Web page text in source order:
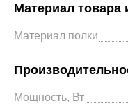
Материал
Материал полки
Мощность, Вт